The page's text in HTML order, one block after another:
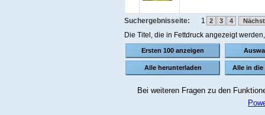
Suchergebnisseite: 1 2 3 4
Die Titel, die in Fettdruck angezeigt
Bei weiteren Fragen zu den